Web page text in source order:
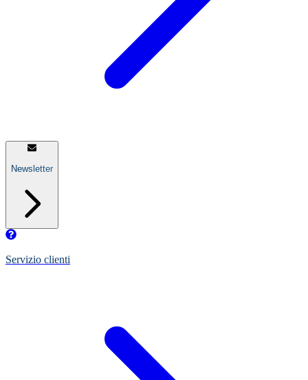
Newsletter
Servizio clienti